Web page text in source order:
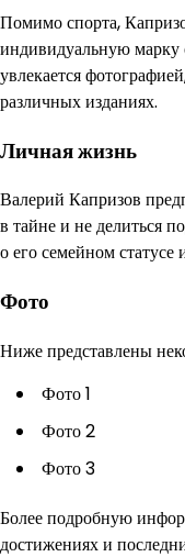
Помимо спорта,
индивидуальную марку
увлекается
различных изданиях.
Личная жизнь
Валерий Капризов
в тайне и не делиться
о его семейном статусе
Фото
Ниже представлены
Фото 1
Фото 2
Фото 3
Более подробную
достижениях и